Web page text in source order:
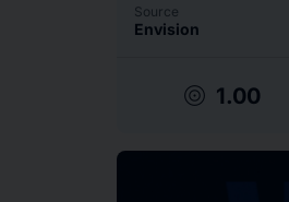
Source
Envision
target 1.00